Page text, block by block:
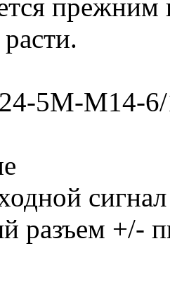
5M-M14-
сигнал
разъем +/-